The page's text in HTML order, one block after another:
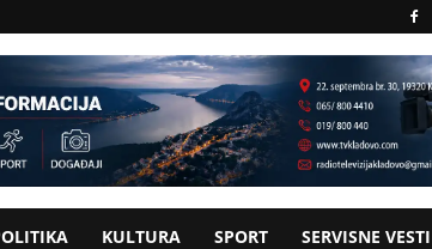
KULTURA SPORT SERVISNE VESTI